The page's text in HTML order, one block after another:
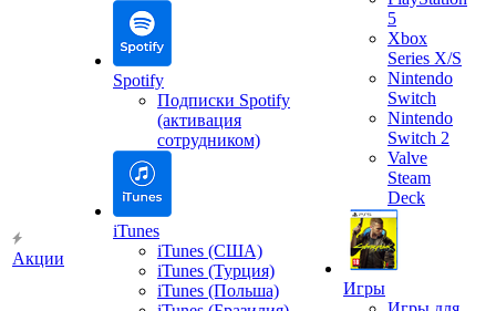
Акции
Spotify
Подписки Spotify
(активация
сотрудником)
iTunes
iTunes (США)
iTunes (Турция)
iTunes (Польша)
5
Xbox
Series X/S
Nintendo
Switch
Nintendo
Switch 2
Valve
Steam
Deck
Игры